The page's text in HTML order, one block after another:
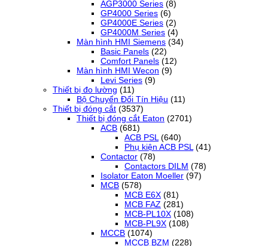
AGP3000 Series (8)
GP4000 Series (6)
GP4000E Series (2)
GP4000M Series (4)
Màn hình HMI Siemens (34)
Basic Panels (22)
Comfort Panels (12)
Màn hình HMI Wecon (9)
Levi Series (9)
Thiết bị đo lường (11)
Bộ Chuyển Đổi Tín Hiệu (11)
Thiết bị đóng cắt (3537)
Thiết bị đóng cắt Eaton (2701)
ACB (681)
ACB PSL (640)
Phụ kiện ACB PSL (41)
Contactor (78)
Contactors DILM (78)
Isolator Eaton Moeller (97)
MCB (578)
MCB E6X (81)
MCB FAZ (281)
MCB-PL10X (108)
MCB-PL9X (108)
MCCB (1074)
MCCB BZM (228)